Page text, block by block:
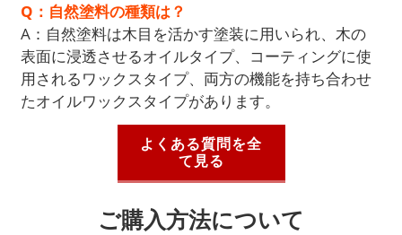
Q：自然塗料の種類は？
A：自然塗料は木目を活かす塗装に用いられ、木の
表面に浸透させるオイルタイプ、コーティングに使
用されるワックスタイプ、両方の機能を持ち合わせ
たオイルワックスタイプがあります。
よくある質問を全
て見る
ご購入方法について